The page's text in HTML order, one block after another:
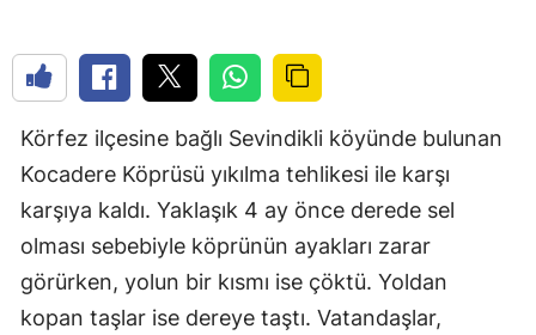
Körfez ilçesine bağlı Sevindikli köyünde bulunan
Kocadere Köprüsü yıkılma tehlikesi ile karşı
karşıya kaldı. Yaklaşık 4 ay önce derede sel
olması sebebiyle köprünün ayakları zarar
görürken, yolun bir kısmı ise çöktü. Yoldan
kopan taşlar ise dereye taştı. Vatandaşlar,